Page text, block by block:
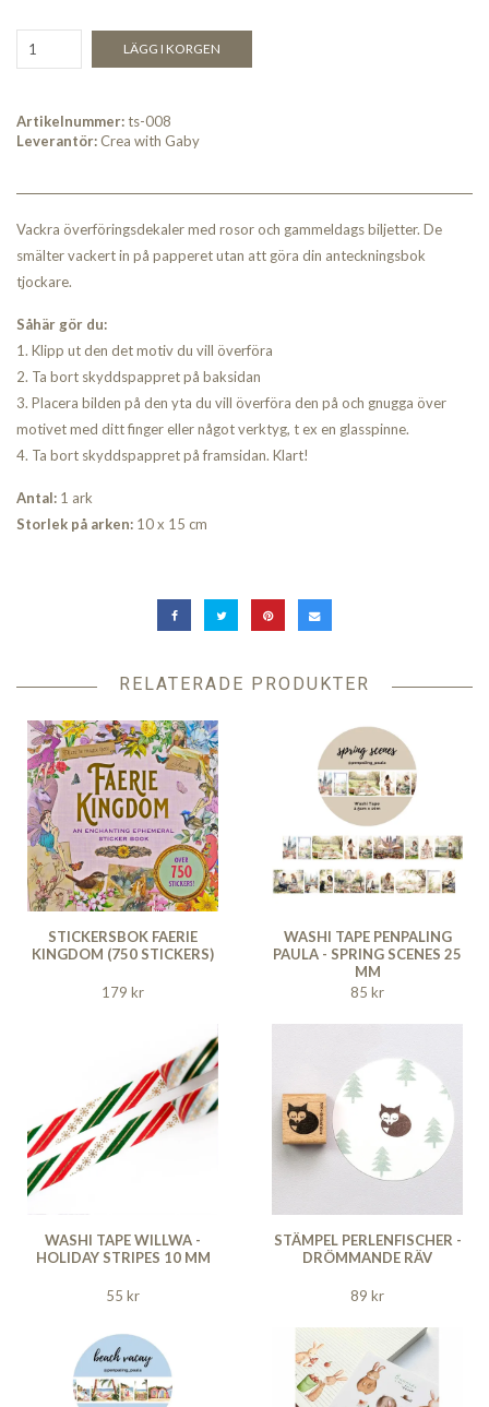
LÄGG I KORGEN
Artikelnummer:ts-008
Leverantör:Crea with Gaby
Vackra överföringsdekaler med rosor och gammeldags biljetter. De
smälter vackert in på papperet utan att göra din anteckningsbok
tjockare.
Såhär gör du:
1. Klipp ut den det motiv du vill överföra
2. Ta bort skyddspappret på baksidan
3. Placera bilden på den yta du vill överföra den på och gnugga över
motivet med ditt finger eller något verktyg, t ex en glasspinne.
4. Ta bort skyddspappret på framsidan. Klart!
Antal: 1 ark
Storlek på arken: 10 x 15 cm
RELATERADE PRODUKTER
STICKERSBOK FAERIE
KINGDOM (750 STICKERS)
179 kr
WASHI TAPE PENPALING
PAULA - SPRING SCENES 25
MM
85 kr
WASHI TAPE WILLWA -
HOLIDAY STRIPES 10 MM
55 kr
STÄMPEL PERLENFISCHER -
DRÖMMANDE RÄV
89 kr